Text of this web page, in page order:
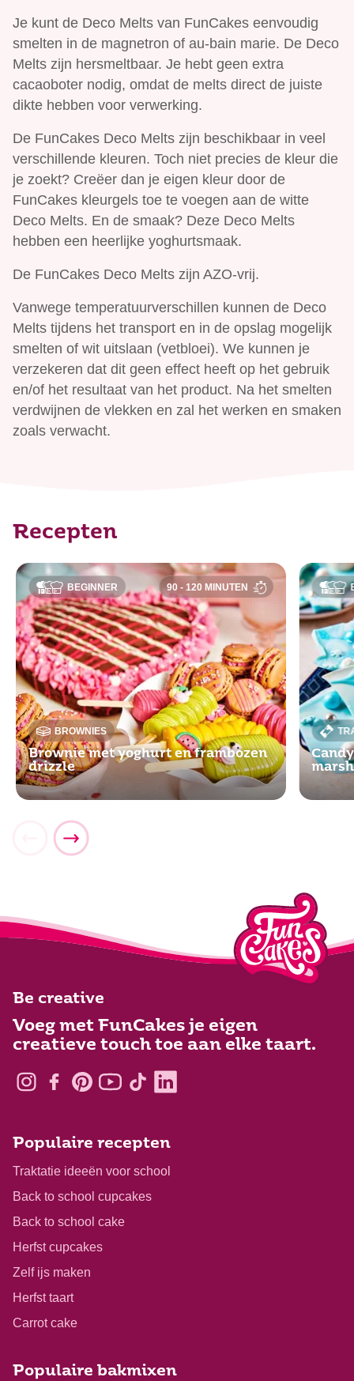
Je kunt de Deco Melts van FunCakes eenvoudig
smelten in de magnetron of au-bain marie. De Deco
Melts zijn hersmeltbaar. Je hebt geen extra
cacaoboter nodig, omdat de melts direct de juiste
dikte hebben voor verwerking.
De FunCakes Deco Melts zijn beschikbaar in veel
verschillende kleuren. Toch niet precies de kleur die
je zoekt? Creëer dan je eigen kleur door de
FunCakes kleurgels toe te voegen aan de witte
Deco Melts. En de smaak? Deze Deco Melts
hebben een heerlijke yoghurtsmaak.
De FunCakes Deco Melts zijn AZO-vrij.
Vanwege temperatuurverschillen kunnen de Deco
Melts tijdens het transport en in de opslag mogelijk
smelten of wit uitslaan (vetbloei). We kunnen je
verzekeren dat dit geen effect heeft op het gebruik
en/of het resultaat van het product. Na het smelten
verdwijnen de vlekken en zal het werken en smaken
zoals verwacht.
Recepten
BEGINNER
BROWNIES
90 - 120 MINUTEN
Brownie met yoghurt en frambozen
drizzle
Be creative
Voeg met FunCakes je eigen
creatieve touch toe aan elke taart.
Populaire recepten
Traktatie ideeën voor school
Back to school cupcakes
Back to school cake
Herfst cupcakes
Zelf ijs maken
Herfst taart
Carrot cake
Populaire bakmixen